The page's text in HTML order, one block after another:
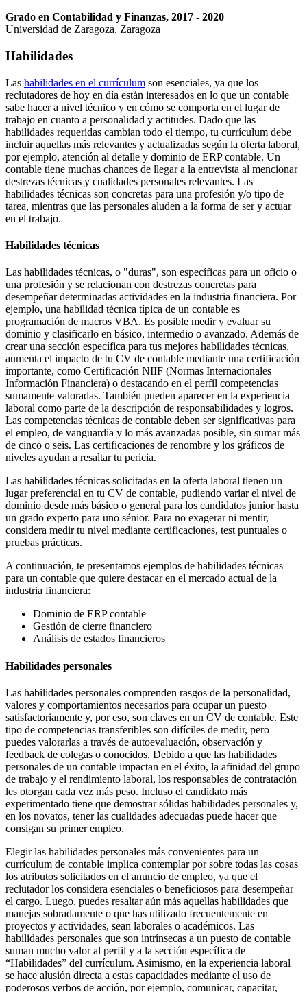
Grado en Contabilidad y Finanzas, 2017 - 2020
Universidad de Zaragoza, Zaragoza
Habilidades
Las habilidades en el currículum son esenciales, ya que los
reclutadores de hoy en día están interesados en lo que un contable
sabe hacer a nivel técnico y en cómo se comporta en el lugar de
trabajo en cuanto a personalidad y actitudes. Dado que las
habilidades requeridas cambian todo el tiempo, tu currículum debe
incluir aquellas más relevantes y actualizadas según la oferta laboral,
por ejemplo, atención al detalle y dominio de ERP contable. Un
contable tiene muchas chances de llegar a la entrevista al mencionar
destrezas técnicas y cualidades personales relevantes. Las
habilidades técnicas son concretas para una profesión y/o tipo de
tarea, mientras que las personales aluden a la forma de ser y actuar
en el trabajo.
Habilidades técnicas
Las habilidades técnicas, o "duras", son específicas para un oficio o
una profesión y se relacionan con destrezas concretas para
desempeñar determinadas actividades en la industria financiera. Por
ejemplo, una habilidad técnica típica de un contable es
programación de macros VBA. Es posible medir y evaluar su
dominio y clasificarlo en básico, intermedio o avanzado. Además de
crear una sección específica para tus mejores habilidades técnicas,
aumenta el impacto de tu CV de contable mediante una certificación
importante, como Certificación NIIF (Normas Internacionales
Información Financiera) o destacando en el perfil competencias
sumamente valoradas. También pueden aparecer en la experiencia
laboral como parte de la descripción de responsabilidades y logros.
Las competencias técnicas de contable deben ser significativas para
el empleo, de vanguardia y lo más avanzadas posible, sin sumar más
de cinco o seis. Las certificaciones de renombre y los gráficos de
niveles ayudan a resaltar tu pericia.
Las habilidades técnicas solicitadas en la oferta laboral tienen un
lugar preferencial en tu CV de contable, pudiendo variar el nivel de
dominio desde más básico o general para los candidatos junior hasta
un grado experto para uno sénior. Para no exagerar ni mentir,
considera medir tu nivel mediante certificaciones, test puntuales o
pruebas prácticas.
A continuación, te presentamos ejemplos de habilidades técnicas
para un contable que quiere destacar en el mercado actual de la
industria financiera:
Dominio de ERP contable
Gestión de cierre financiero
Análisis de estados financieros
Habilidades personales
Las habilidades personales comprenden rasgos de la personalidad,
valores y comportamientos necesarios para ocupar un puesto
satisfactoriamente y, por eso, son claves en un CV de contable. Este
tipo de competencias transferibles son difíciles de medir, pero
puedes valorarlas a través de autoevaluación, observación y
feedback de colegas o conocidos. Debido a que las habilidades
personales de un contable impactan en el éxito, la afinidad del grupo
de trabajo y el rendimiento laboral, los responsables de contratación
les otorgan cada vez más peso. Incluso el candidato más
experimentado tiene que demostrar sólidas habilidades personales y,
en los novatos, tener las cualidades adecuadas puede hacer que
consigan su primer empleo.
Elegir las habilidades personales más convenientes para un
currículum de contable implica contemplar por sobre todas las cosas
los atributos solicitados en el anuncio de empleo, ya que el
reclutador los considera esenciales o beneficiosos para desempeñar
el cargo. Luego, puedes resaltar aún más aquellas habilidades que
manejas sobradamente o que has utilizado frecuentemente en
proyectos y actividades, sean laborales o académicos. Las
habilidades personales que son intrínsecas a un puesto de contable
suman mucho valor al perfil y a la sección específica de
“Habilidades” del currículum. Asimismo, en la experiencia laboral
se hace alusión directa a estas capacidades mediante el uso de
poderosos verbos de acción, por ejemplo, comunicar, capacitar,